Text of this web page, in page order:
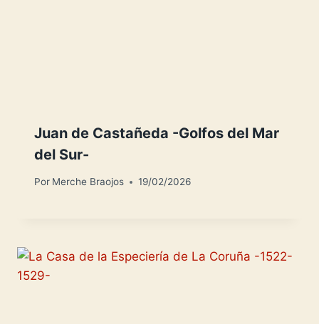
Juan de Castañeda -Golfos del Mar
del Sur-
Por Merche Braojos 19/02/2026